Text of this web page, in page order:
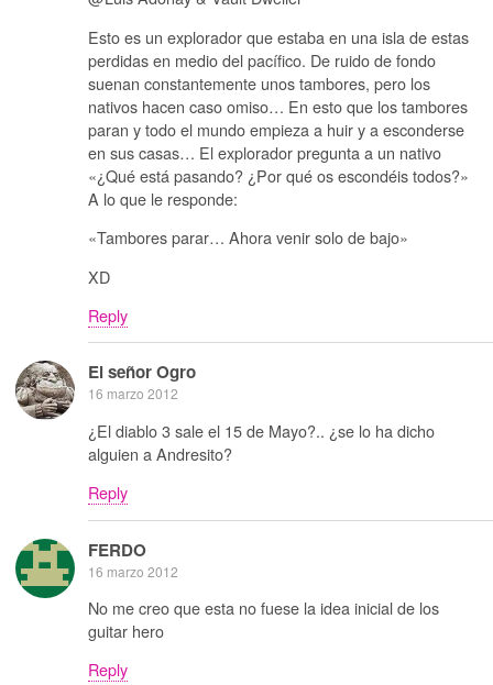
Esto es un explorador que estaba en una isla de estas
perdidas en medio del pacífico. De ruido de fondo
suenan constantemente unos tambores, pero los
nativos hacen caso omiso… En esto que los tambores
paran y todo el mundo empieza a huir y a esconderse
en sus casas… El explorador pregunta a un nativo
«¿Qué está pasando? ¿Por qué os escondéis todos?»
A lo que le responde:
«Tambores parar… Ahora venir solo de bajo»
XD
Reply
El señor Ogro
16 marzo 2012
¿El diablo 3 sale el 15 de Mayo?.. ¿se lo ha dicho
alguien a Andresito?
Reply
FERDO
16 marzo 2012
No me creo que esta no fuese la idea inicial de los
guitar hero
Reply